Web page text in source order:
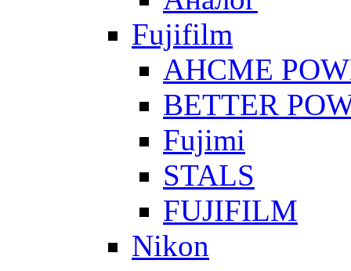
Fujifilm
AHCME
BETTER
Fujimi
STALS
FUJIFILM
Nikon